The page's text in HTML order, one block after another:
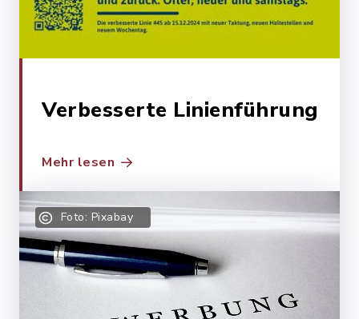
Maibaum
Verbesserte Linienführung
Mehr lesen
Foto: Pixabay